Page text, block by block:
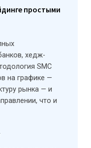
простыми
хедж-
SMC
на графике —
рынка — и
что и